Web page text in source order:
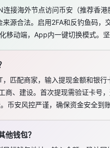
接海外节点访问币安（推荐香
源合法。启用2FA和反钓鱼码
动端，App内一键切换模式。
匹配商家，输入提现金额和银
、建设。首次提现需验证卡号
币安风控严谨，确保资金安全到账
他钱包？